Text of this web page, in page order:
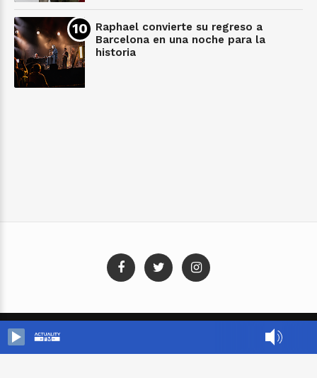
Raphael convierte su regreso a
Barcelona en una noche para la
historia
Templatezy